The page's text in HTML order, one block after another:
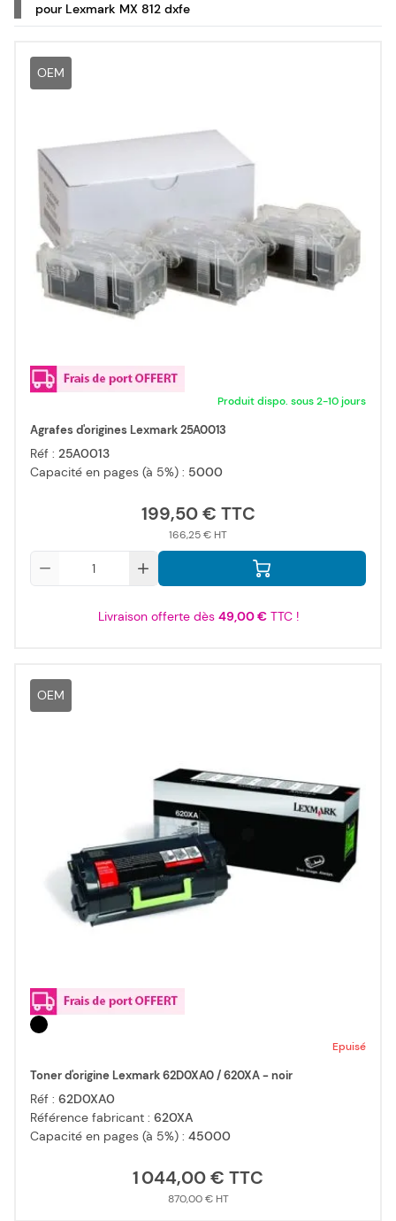
pour Lexmark MX 812 dxfe
OEM
Produit dispo. sous 2-10 jours
Agrafes d'origines Lexmark 25A0013
Réf : 25A0013
Capacité en pages (à 5%) : 5000
199,50 €
166,25 €
Livraison offerte dès 49,00 €TTC !
OEM
Epuisé
Toner d'origine Lexmark 62D0XA0 / 620XA - noir
Réf : 62D0XA0
Référence fabricant : 620XA
Capacité en pages (à 5%) : 45000
1 044,00 €
870,00 €